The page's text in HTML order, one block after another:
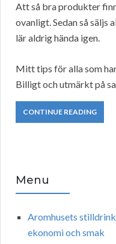
Att så bra produkter
ovanligt. Sedan så säljs
lär aldrig hända igen.
Mitt tips för alla som
Billigt och utmärkt på
CONTINUE READING
Menu
Aromhusets
ekonomi och smak